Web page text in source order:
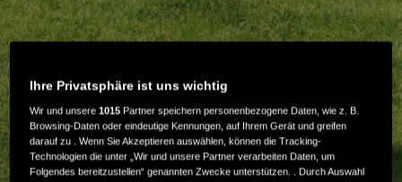
Ihre Privatsphäre ist uns wichtig
Wir und unsere1015 Partner speichern personenbezogene Daten, wie z. B.
Browsing-Daten oder eindeutige Kennungen, auf Ihrem Gerät und greifen
darauf zu . Wenn Sie Akzeptieren auswählen, können die Tracking-
Technologien die unter „Wir und unsere Partner verarbeiten Daten, um
Folgendes bereitzustellen“ genannten Zwecke unterstützen. . Durch Auswahl